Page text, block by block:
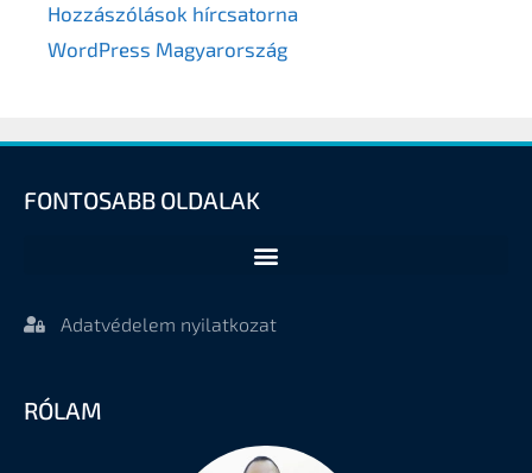
Hozzászólások hírcsatorna
WordPress Magyarország
FONTOSABB OLDALAK
Adatvédelem nyilatkozat
RÓLAM